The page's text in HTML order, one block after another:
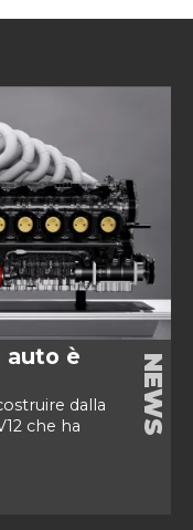
auto è
dalla
che ha
NEWS